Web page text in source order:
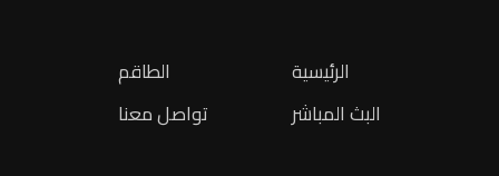
الطاقم
تواصل معنا
الرئيسية
البث المباشر